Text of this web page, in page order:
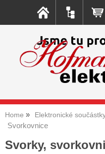
Home Elektronické
Svorkovnice
Svorky,